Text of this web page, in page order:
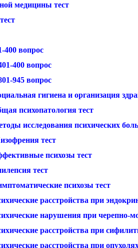
медицины тест
400 вопрос
400 вопрос
945 вопрос
гигиена и организация
психопатология тест
исследования психических
тест
психозы тест
тест
психозы тест
расстройства при
нарушения при черепно-
расстройства при
расстройства при